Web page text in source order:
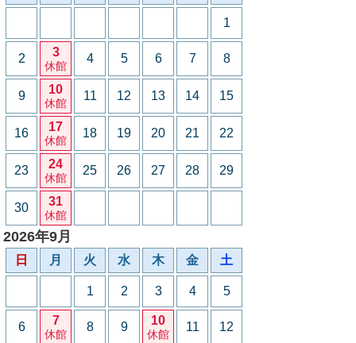
1
2 3
休館
4 5 6 7 8
9 10
休館
11 12 13 14 15
16 17
休館
18 19 20 21 22
23 24
休館
25 26 27 28 29
30 31
休館
2026年9月
日 月 火 水 木 金 土
1 2 3 4 5
6 7
休館
8 9 10
休館
11 12